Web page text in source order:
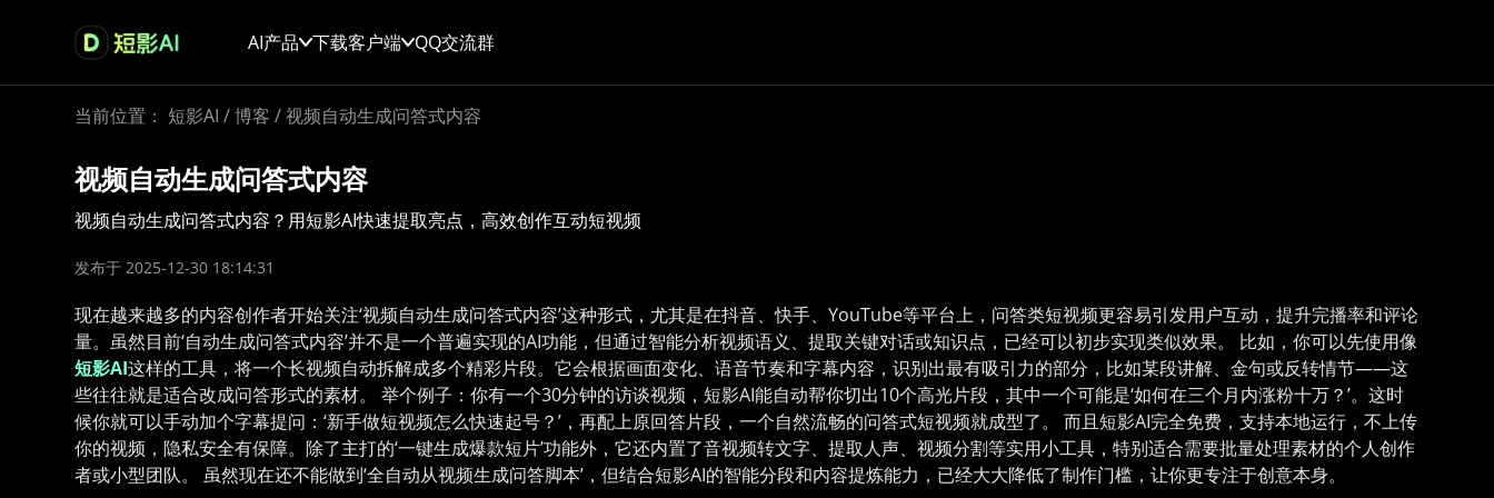
AI产品 下载客户端 QQ交流群
当前位置： 短影AI /博客 /视频自动生成问答式内容
视频自动生成问答式内容
视频自动生成问答式内容？用短影AI快速提取亮点，高效创作互动短视频
发布于 2025-12-30 18:14:31
现在越来越多的内容创作者开始关注‘视频自动生成问答式内容’这种形式，尤其是在抖音、快手、YouTube等平台上，问答类短视频更容易引发用户互动，提升完播率和评论
量。虽然目前‘自动生成问答式内容’并不是一个普遍实现的AI功能，但通过智能分析视频语义、提取关键对话或知识点，已经可以初步实现类似效果。 比如，你可以先使用像
短影AI这样的工具，将一个长视频自动拆解成多个精彩片段。它会根据画面变化、语音节奏和字幕内容，识别出最有吸引力的部分，比如某段讲解、金句或反转情节——这
些往往就是适合改成问答形式的素材。 举个例子：你有一个30分钟的访谈视频，短影AI能自动帮你切出10个高光片段，其中一个可能是‘如何在三个月内涨粉十万？’。这时
候你就可以手动加个字幕提问：‘新手做短视频怎么快速起号？’，再配上原回答片段，一个自然流畅的问答式短视频就成型了。 而且短影AI完全免费，支持本地运行，不上传
你的视频，隐私安全有保障。除了主打的‘一键生成爆款短片’功能外，它还内置了音视频转文字、提取人声、视频分割等实用小工具，特别适合需要批量处理素材的个人创作
者或小型团队。 虽然现在还不能做到‘全自动从视频生成问答脚本’，但结合短影AI的智能分段和内容提炼能力，已经大大降低了制作门槛，让你更专注于创意本身。